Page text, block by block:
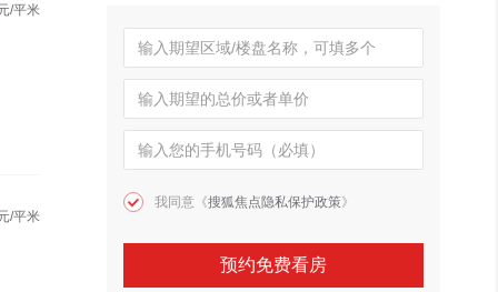
/平米
/平米
我同意《搜狐焦点隐私保护政策》
预约免费看房